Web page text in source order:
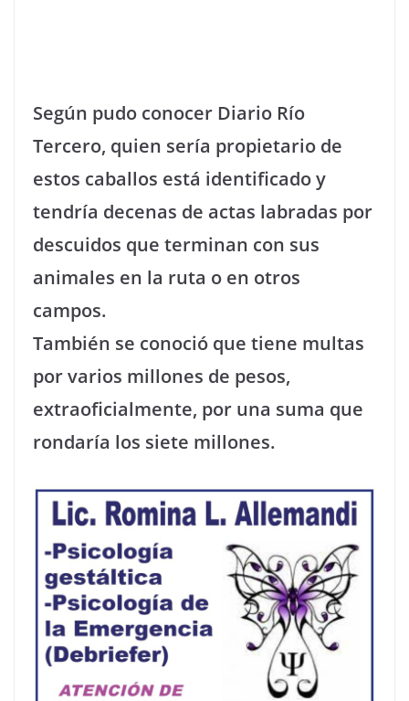
Según pudo conocer Diario Río
Tercero, quien sería propietario de
estos caballos está identificado y
tendría decenas de actas labradas por
descuidos que terminan con sus
animales en la ruta o en otros
campos.
También se conoció que tiene multas
por varios millones de pesos,
extraoficialmente, por una suma que
rondaría los siete millones.